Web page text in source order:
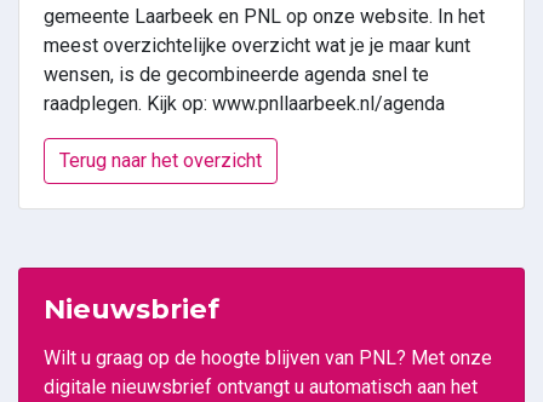
gemeente Laarbeek en PNL op onze website. In het
meest overzichtelijke overzicht wat je je maar kunt
wensen, is de gecombineerde agenda snel te
raadplegen. Kijk op: www.pnllaarbeek.nl/agenda
Terug naar het overzicht
Nieuwsbrief
Wilt u graag op de hoogte blijven van PNL? Met onze
digitale nieuwsbrief ontvangt u automatisch aan het